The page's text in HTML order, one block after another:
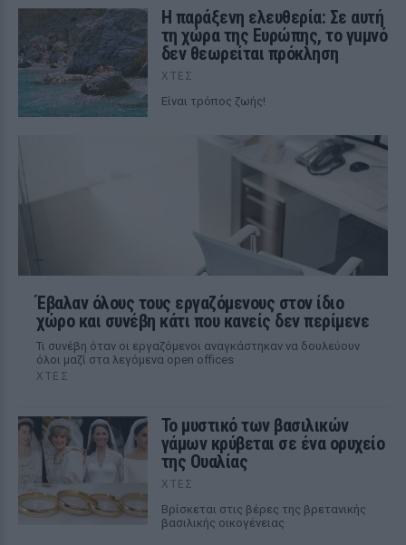
Η παράξενη ελευθερία: Σε αυτή
τη χώρα της Ευρώπης, το γuμνό
δεν θεωρείται πρόκληση
ΧΤΕΣ
Είναι τρόπος ζωής!
Έβαλαν όλους τους εργαζόμενους στον ίδιο
χώρο και συνέβη κάτι που κανείς δεν περίμενε
Τι συνέβη όταν οι εργαζόμενοι αναγκάστηκαν να δουλεύουν
όλοι μαζί στα λεγόμενα open offices
ΧΤΕΣ
Το μυστικό των βασιλικών
γάμων κρύβεται σε ένα ορυχείο
της Ουαλίας
ΧΤΕΣ
Βρίσκεται στις βέρες της βρετανικής
βασιλικής οικογένειας